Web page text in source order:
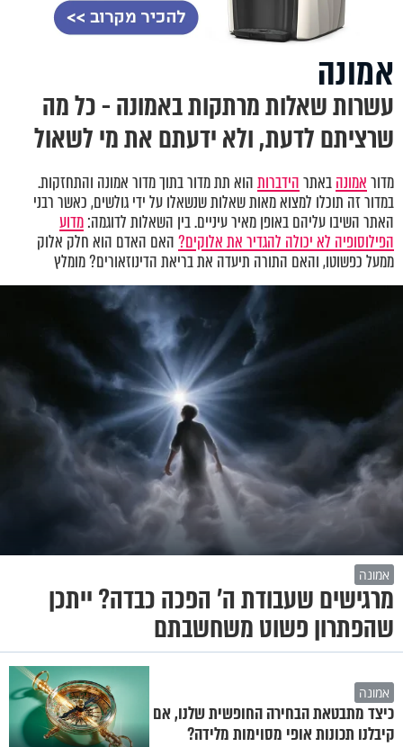
אמונה
עשרות שאלות מרתקות באמונה - כל מה
שרציתם לדעת, ולא ידעתם את מי לשאול
מדוראמונהבאתרהידברותהוא תת מדור בתוך מדור אמונה והתחזקות.
במדור זה תוכלו למצוא מאות שאלות שנשאלו על ידי גולשים, כאשר רבני
האתר השיבו עליהם באופן מאיר עיניים. בין השאלות לדוגמה:מדוע
הפילוסופיה לא יכולה להגדיר את אלוקים?האם האדם הוא חלק אלוק
ממעל כפשוטו, והאם התורה תיעדה את בריאת הדינוזאורים? מומלץ
אמונה
מרגישים שעבודת ה' הפכה כבדה? ייתכן
שהפתרון פשוט משחשבתם
אמונה
כיצד מתבטאת הבחירה החופשית שלנו, אם
קיבלנו תכונות אופי מסוימות מלידה?